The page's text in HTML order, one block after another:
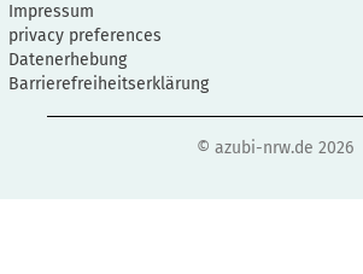
Impressum
privacy preferences
Datenerhebung
Barrierefreiheitserklärung
© azubi-nrw.de 2026